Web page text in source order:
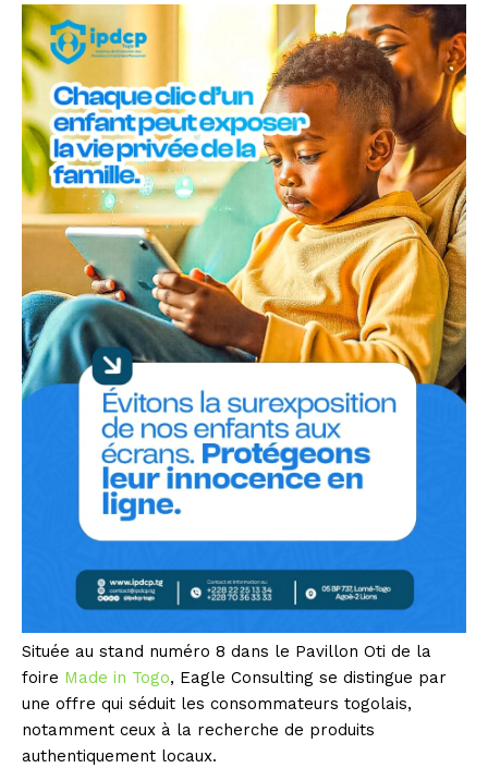
Située au stand numéro 8 dans le Pavillon Oti de la
foire Made in Togo, Eagle Consulting se distingue par
une offre qui séduit les consommateurs togolais,
notamment ceux à la recherche de produits
authentiquement locaux.